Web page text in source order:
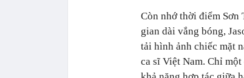
Còn nhớ thời điểm Sơn
gian dài vắng bóng,
tải hình ảnh chiếc mặt
ca sĩ Việt Nam. Chỉ